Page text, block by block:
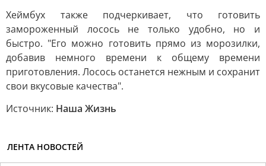
Хеймбух также подчеркивает, что готовить
замороженный лосось не только удобно, но и
быстро. "Его можно готовить прямо из морозилки,
добавив немного времени к общему времени
приготовления. Лосось останется нежным и сохранит
свои вкусовые качества".
Источник: Наша Жизнь
ЛЕНТА НОВОСТЕЙ